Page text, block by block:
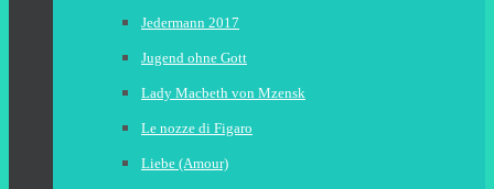
Jedermann 2017
Jugend ohne Gott
Lady Macbeth von Mzensk
Le nozze di Figaro
Liebe (Amour)